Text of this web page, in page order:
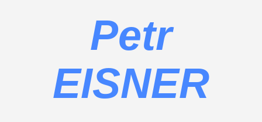
Petr
EISNER